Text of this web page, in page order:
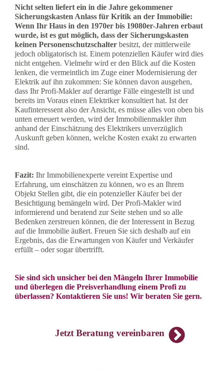
Nicht selten liefert ein in die Jahre gekommener
Sicherungskasten Anlass für Kritik an der Immobilie:
Wenn Ihr Haus in den 1970er bis 19080er-Jahren erbaut
wurde, ist es gut möglich, dass der Sicherungskasten
keinen Personenschutzschalter besitzt, der mittlerweile
jedoch obligatorisch ist. Einem potenziellen Käufer wird dies
nicht entgehen. Vielmehr wird er den Blick auf die Kosten
lenken, die vermeintlich im Zuge einer Modernisierung der
Elektrik auf ihn zukommen: Sie können davon ausgehen,
dass Ihr Profi-Makler auf derartige Fälle eingestellt ist und
bereits im Voraus einen Elektriker konsultiert hat. Ist der
Kaufinteressent also der Ansicht, es müsse alles von oben bis
unten erneuert werden, wird der Immobilienmakler ihm
anhand der Einschätzung des Elektrikers unverzüglich
Auskunft geben können, welche Kosten exakt zu erwarten
sind.
Fazit: Ihr Immobilienexperte vereint Expertise und
Erfahrung, um einschätzen zu können, wo es an Ihrem
Objekt Stellen gibt, die ein potenzieller Käufer bei der
Besichtigung bemängeln wird. Der Profi-Makler wird
informierend und beratend zur Seite stehen und so alle
Bedenken zerstreuen können, die der Interessent in Bezug
auf die Immobilie äußert. Freuen Sie sich deshalb auf ein
Ergebnis, das die Erwartungen von Käufer und Verkäufer
erfüllt – oder sogar übertrifft.
Sie sind sich unsicher bei den Mängeln Ihrer Immobilie
und überlegen die Preisverhandlung einem Profi zu
überlassen? Kontaktieren Sie uns! Wir beraten Sie gern.
Jetzt Beratung vereinbaren